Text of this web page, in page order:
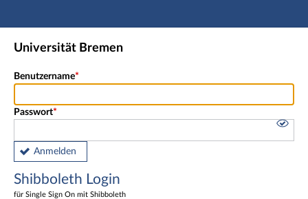
Hauptnavigation
Shibboleth Login
Universität Bremen
Benutzername
Passwort
Anmelden
Shibboleth Login
für Single Sign On mit Shibboleth